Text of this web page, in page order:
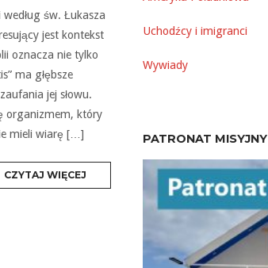
św. Łukasza
jest kontekst
oznacza nie tylko
ma głębsze
jej słowu.
organizmem, który
mieli wiarę […]
CZYTAJ WIĘCEJ
Uchodźcy i imigranci
Wywiady
PATRONAT MISYJNY